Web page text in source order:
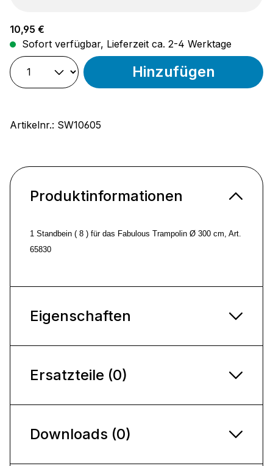
Regulärer Preis:
10,95 €
Sofort verfügbar, Lieferzeit ca. 2-4 Werktage
Hinzufügen
Artikelnr.: SW10605
Produktinformationen
1 Standbein ( 8 ) für das Fabulous Trampolin Ø 300 cm, Art.
65830
Eigenschaften
Ersatzteile (0)
Downloads (0)